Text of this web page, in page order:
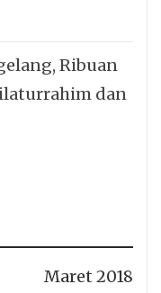
Ribuan
dan
Maret 2018